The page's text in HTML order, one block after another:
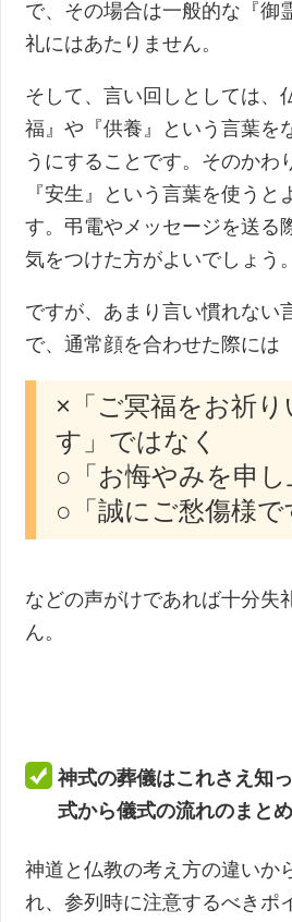
で、その場合は一般的な『御
礼にはあたりません。
そして、言い回しとしては、
福』や『供養』という言葉を
うにすることです。そのかわ
『安生』という言葉を使うと
す。弔電やメッセージを送る
気をつけた方がよいでしょう。
ですが、あまり言い慣れない
で、通常顔を合わせた際には
×「ご冥福をお祈り
す」ではなく
○「お悔やみを申し
○「誠にご愁傷様で
などの声がけであれば十分失
ん。
神式の葬儀はこれさえ知
式から儀式の流れのまとめ
神道と仏教の考え方の違いか
れ、参列時に注意するべきポ